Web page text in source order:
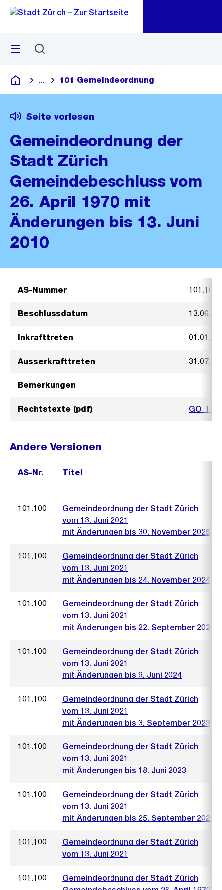
Navigation
Sprunglink
Menü
Deutsch
Blende alle Breadcrumbs ein
101 Gemeindeordnung
Seite vorlesen
Gemeindeordnung der
Stadt Zürich
Gemeindebeschluss vom
26. April 1970 mit
Änderungen bis 13. Juni
2010
AS-Nummer 101.100
Beschlussdatum
Inkrafttreten
Ausserkrafttreten
Bemerkungen
Rechtstexte (pdf)
Andere Versionen
AS-Nr. Titel
101.100
Gemeindeordnung der Stadt Zürich
vom 13. Juni 2021
mit Änderungen bis 30. November 2025
101.100
Gemeindeordnung der Stadt Zürich
vom 13. Juni 2021
mit Änderungen bis 24. November 2024
101.100
Gemeindeordnung der Stadt Zürich
vom 13. Juni 2021
mit Änderungen bis 22. September 2024
101.100
Gemeindeordnung der Stadt Zürich
vom 13. Juni 2021
mit Änderungen bis 9. Juni 2024
101.100
Gemeindeordnung der Stadt Zürich
vom 13. Juni 2021
mit Änderungen bis 3. September 2023
101.100
Gemeindeordnung der Stadt Zürich
vom 13. Juni 2021
mit Änderungen bis 18. Juni 2023
101.100
Gemeindeordnung der Stadt Zürich
vom 13. Juni 2021
mit Änderungen bis 25. September 2022
101.100
Gemeindeordnung der Stadt Zürich
vom 13. Juni 2021
101.100
Gemeindeordnung der Stadt Zürich